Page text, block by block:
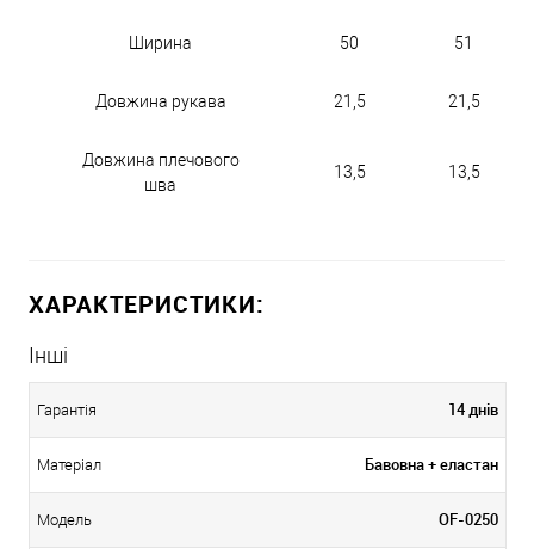
Ширина 50 51
Довжина рукава 21,5 21,5
Довжина плечового
шва
13,5 13,5
ХАРАКТЕРИСТИКИ:
Інші
Гарантія 14 днів
Матеріал Бавовна + еластан
Модель OF-0250